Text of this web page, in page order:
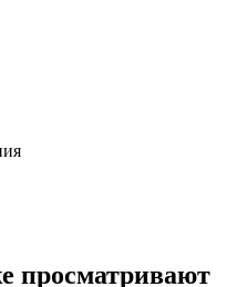
просматривают